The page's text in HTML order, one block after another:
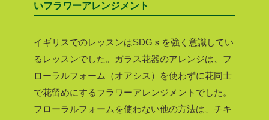
いフラワーアレンジメント
イギリスでのレッスンはSDGｓを強く意識してい
るレッスンでした。ガラス花器のアレンジは、フ
ローラルフォーム（オアシス）を使わずに花同士
で花留めにするフラワーアレンジメントでした。
フローラルフォームを使わない他の方法は、チキ